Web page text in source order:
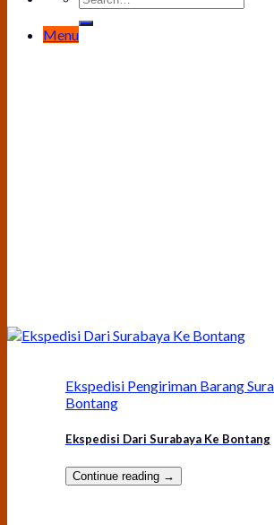
Menu
Ekspedisi Pengiriman Barang
Bontang
Ekspedisi Dari Surabaya Ke Bontang
Continue reading →